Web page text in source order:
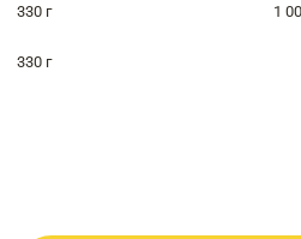
330 г 1
330 г